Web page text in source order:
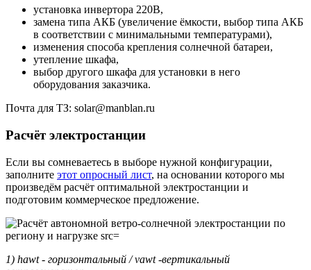
установка инвертора 220В,
замена типа АКБ (увеличение ёмкости, выбор типа АКБ
в соответствии с минимальными температурами),
изменения способа крепления солнечной батареи,
утепление шкафа,
выбор другого шкафа для установки в него
оборудования заказчика.
Почта для ТЗ: solar@manblan.ru
Расчёт электростанции
Если вы сомневаетесь в выборе нужной конфигурации,
заполните этот опросный лист, на основании которого мы
произведём расчёт оптимальной электростанции и
подготовим коммерческое предложение.
1) hawt - горизонтальный / vawt -вертикальный